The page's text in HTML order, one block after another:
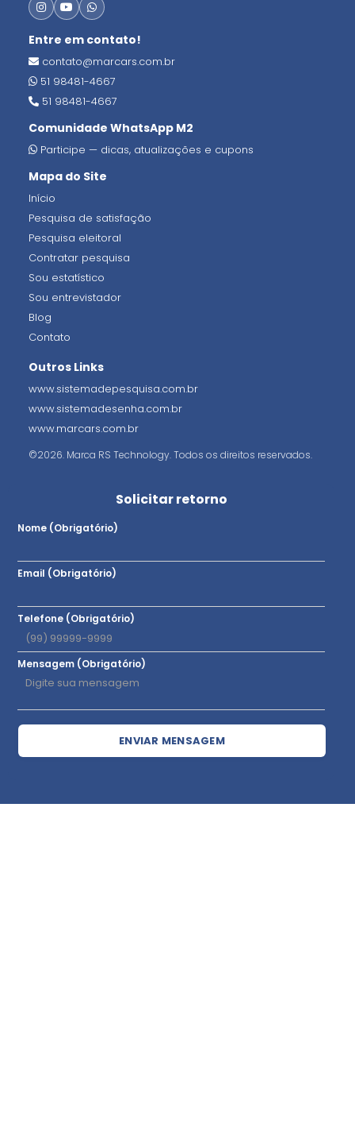
Entre em contato!
contato@marcars.com.br
51 98481-4667
51 98481-4667
Comunidade WhatsApp M2
Participe — dicas, atualizações e cupons
Mapa do Site
Início
Pesquisa de satisfação
Pesquisa eleitoral
Contratar pesquisa
Sou estatístico
Sou entrevistador
Blog
Contato
Outros Links
www.sistemadepesquisa.com.br
www.sistemadesenha.com.br
www.marcars.com.br
©2026. Marca RS Technology. Todos os direitos reservados.
Solicitar retorno
Nome (Obrigatório)
Email (Obrigatório)
Telefone (Obrigatório)
Mensagem (Obrigatório)
ENVIAR MENSAGEM